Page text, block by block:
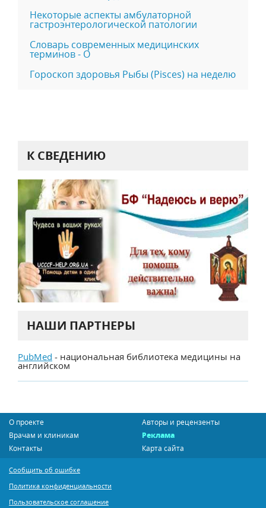
Некоторые аспекты амбулаторной
гастроэнтерологической патологии
Словарь современных медицинских
терминов - О
Гороскоп здоровья Рыбы (Pisces) на неделю
К СВЕДЕНИЮ
НАШИ ПАРТНЕРЫ
PubMed - национальная библиотека медицины на
английском
О проекте
Авторы и рецензенты
Врачам и клиникам
Реклама
Контакты
Карта сайта
Сообщить об ошибке
Политика конфиденциальности
Пользовательское соглашение